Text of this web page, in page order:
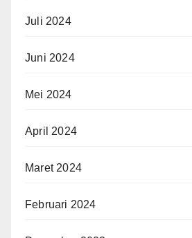
Juli 2024
Juni 2024
Mei 2024
April 2024
Maret 2024
Februari 2024